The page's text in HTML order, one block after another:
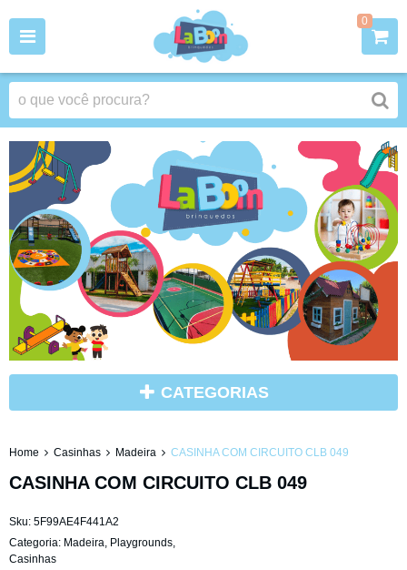
0
CATEGORIAS
Home Casinhas Madeira CASINHA COM CIRCUITO CLB 049
CASINHA COM CIRCUITO CLB 049
Sku: 5F99AE4F441A2
Categoria: Madeira, Playgrounds,
Casinhas